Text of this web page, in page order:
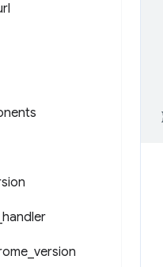
handler
version